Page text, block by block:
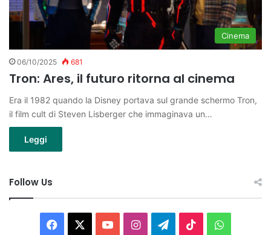
Cinema
06/10/2025 681
Tron: Ares, il futuro ritorna al cinema
Era il 1982 quando la Disney portava sul grande schermo Tron,
il film cult di Steven Lisberger che immaginava un…
Leggi
Follow Us
Facebook You InstagramTelegram
TikTok